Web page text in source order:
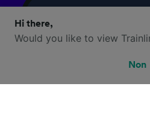
Hi there,
Would you like to view
Non